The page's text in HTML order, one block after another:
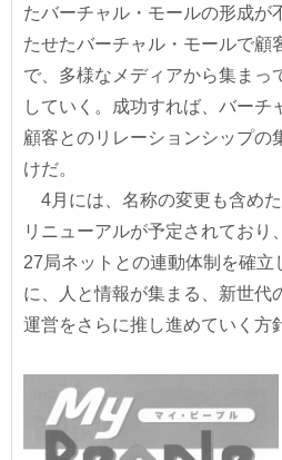
たバーチャル・モールの形成が
たせたバーチャル・モールで顧
で、多様なメディアから集まっ
していく。成功すれば、バーチ
顧客とのリレーションシップの
けだ。
4月には、名称の変更も含め
リニューアルが予定されており
27局ネットとの連動体制を確
に、人と情報が集まる、新世代
運営をさらに推し進めていく方